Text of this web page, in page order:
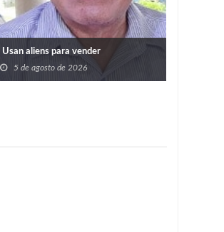
Usan aliens para vender
5 de agosto de 2026